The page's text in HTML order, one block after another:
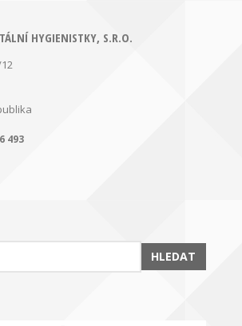
HYGIENISTKY, S.R.O.
493
HLEDAT